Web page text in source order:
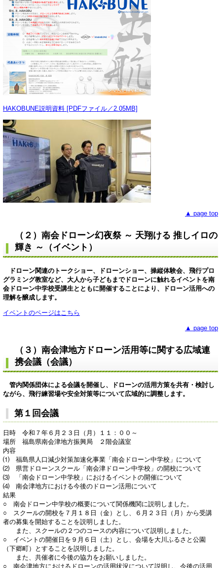
HAKOBUNE説明資料 [PDFファイル／2.05MB]
▲ page top
（２）南会ドローン幻夜祭 ～ 天翔ける 推しイロの
輝き ～（イベント）
ドローン関連のトークショー、ドローンショー、操縦体験会、飛行プロ
グラミング教室など、大人から子どもまでドローンに触れるイベントを南
会ドローン中学校受講生とともに開催することにより、ドローン活用への
理解を醸成します。
イベントのページはこちら
▲ page top
（３）南会津地方ドローン活用等に関する広域連
携会議（会議）
管内関係団体による会議を開催し、ドローンの活用方策を共有・検討し
ながら、飛行練習場や安全対策等について広域的に調整します。
第１回会議
日時 令和７年６月２３日（月）１１：００～
場所 福島県南会津地方振興局 ２階会議室
内容
⑴ 福島県人口減少対策加速化事業「南会ドローン中学校」について
⑵ 県営ドローンスクール「南会津ドローン中学校」の開校について
⑶ 「南会ドローン中学校」におけるイベントの開催について
⑷ 南会津地方における今後のドローン活用について
結果
○ 南会ドローン中学校の概要について関係機関に説明しました。
○ スクールの開校を７月１８日（金）とし、６月２３日（月）から受講
者の募集を開始することを説明しました。
また、スクールの２つのコースの内容について説明しました。
○ イベントの開催日を９月６日（土）とし、会場を大川ふるさと公園
（下郷町）とすることを説明しました。
また、共催者に今後の協力をお願いしました。
○ 南会津地方におけるドローンの活用状況について説明し、今後の活用